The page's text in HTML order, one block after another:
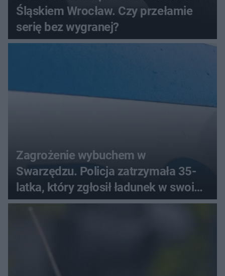
Śląskiem Wrocław. Czy przełamie
serię bez wygranej?
Zagrożenie wybuchem w
Swarzędzu. Policja zatrzymała 35-
latka, który zgłosił ładunek w swoim
aucie